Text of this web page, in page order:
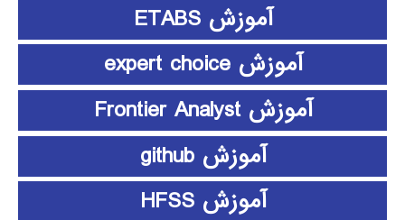
آموزش ETABS
آموزش expert choice
آموزش Frontier Analyst
آموزش github
آموزش HFSS